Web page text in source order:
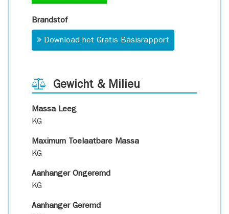
Brandstof
Download het Gratis Basisrapport
Gewicht & Milieu
Massa Leeg
KG
Maximum Toelaatbare Massa
KG
Aanhanger Ongeremd
KG
Aanhanger Geremd